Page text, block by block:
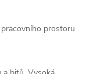
prostoru